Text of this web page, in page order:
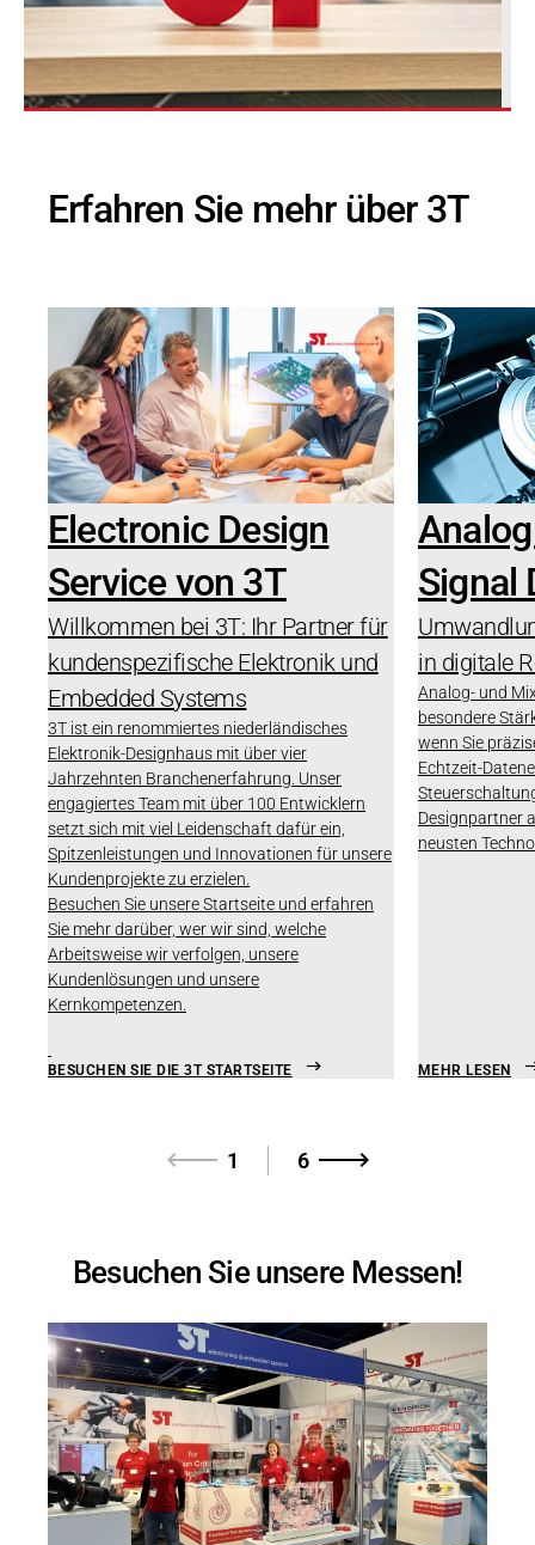
Erfahren Sie mehr über 3T
Electronic Design
Service von 3T
Willkommen bei 3T: Ihr Partner für
kundenspezifische Elektronik und
Embedded Systems
3T ist ein renommiertes niederländisches
Elektronik-Designhaus mit über vier
Jahrzehnten Branchenerfahrung. Unser
engagiertes Team mit über 100 Entwicklern
setzt sich mit viel Leidenschaft dafür ein,
Spitzenleistungen und Innovationen für unsere
Kundenprojekte zu erzielen.
Besuchen Sie unsere Startseite und erfahren
Sie mehr darüber, wer wir sind, welche
Arbeitsweise wir verfolgen, unsere
Kundenlösungen und unsere
Kernkompetenzen.
BESUCHEN SIE DIE 3T STARTSEITE
Signal
in digitale
Analog- und
besondere
wenn Sie
Echtzeit-
Designpartner
neusten
MEHR LESEN
1 6
Besuchen Sie unsere Messen!